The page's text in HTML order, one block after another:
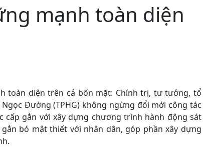
mạnh toàn diện
toàn diện trên cả bốn mặt: Chính trị, tư tưởng, tổ
Đường (TPHG) không ngừng đổi mới công tác
cấp gắn với xây dựng chương trình hành động sát
bó mật thiết với nhân dân, góp phần xây dựng